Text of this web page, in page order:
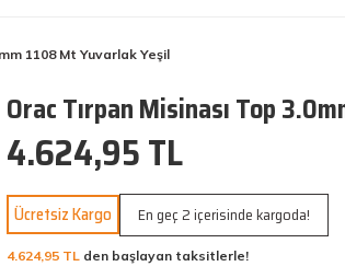
1108 Mt Yuvarlak Yeşil
Orac Tırpan Misinası Top
4.624,95 TL
Ücretsiz Kargo En geç 2 içerisinde kargoda!
4.624,95 TL den başlayan taksitlerle!